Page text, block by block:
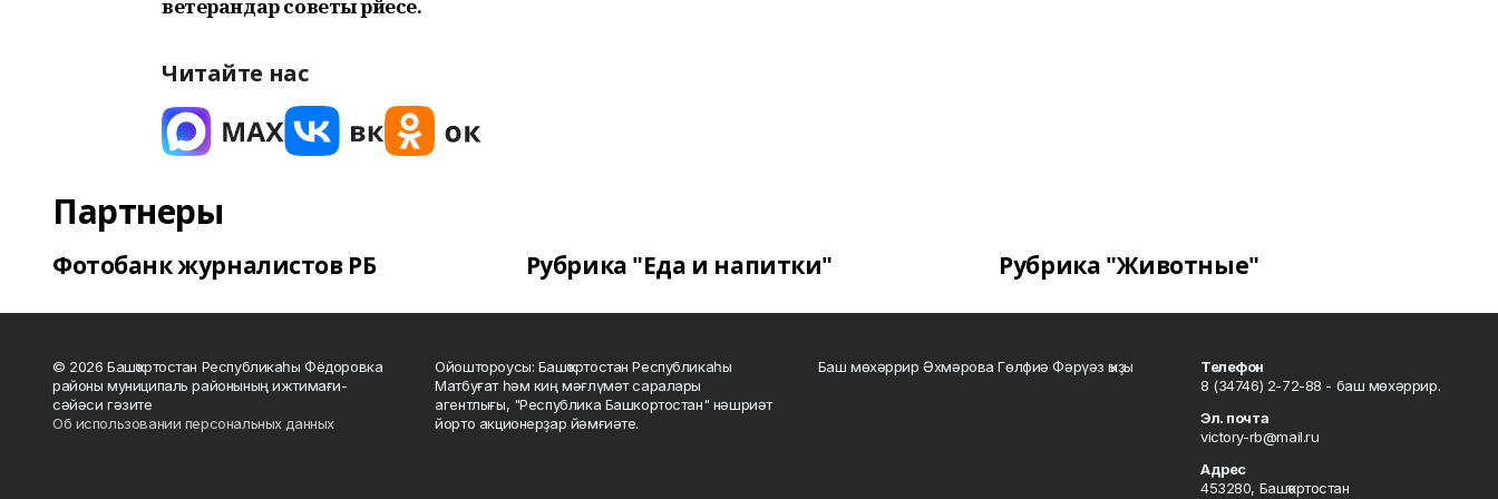
ветерандар советы рәйесе.
Читайте нас
Партнеры
Фотобанк журналистов РБ Рубрика "Еда и напитки" Рубрика "Животные"
© 2026 Башҡортостан Республикаһы Фёдоровка
районы муниципаль районының ижтимағи-
сәйәси гәзите
Об использовании персональных данных
Ойоштороусы: Башҡортостан Республикаһы
Матбуғат һәм киң мәғлүмәт саралары
агентлығы, "Республика Башкортостан" нәшриәт
йорто акционерҙар йәмғиәте.
Баш мөхәррир Әхмәрова Гөлфиә Фәрүәз ҡыҙы
Телефон
8 (34746) 2-72-88 - баш мөхәррир.
Эл. почта
victory-rb@mail.ru
Адрес
453280, Башҡортостан